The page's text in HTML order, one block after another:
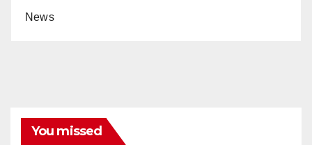
News
You missed